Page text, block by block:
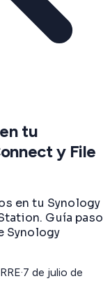
tu
y File
en tu Synology
Guía paso
Synology
·7 de julio de